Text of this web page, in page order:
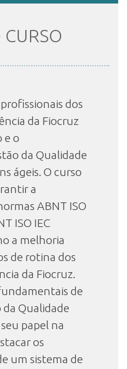
dos
da Fiocruz
e o
da Qualidade
ágeis. O curso
a
ABNT ISO
ISO IEC
a melhoria
de rotina dos
da Fiocruz.
de
da Qualidade
papel na
os
um sistema de